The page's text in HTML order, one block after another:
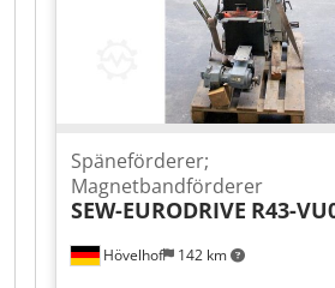
Hövelhof 142 km
Späneförderer;
Magnetbandförderer
SEW-EURODRIVE R43-